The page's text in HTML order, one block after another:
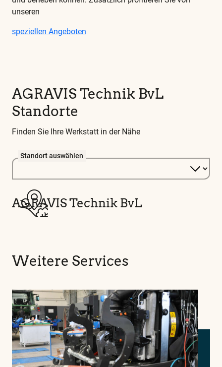
unseren
speziellen Angeboten
AGRAVIS Technik BvL
Standorte
Finden Sie Ihre Werkstatt in der Nähe
Standort auswählen
AGRAVIS Technik BvL
Weitere Services